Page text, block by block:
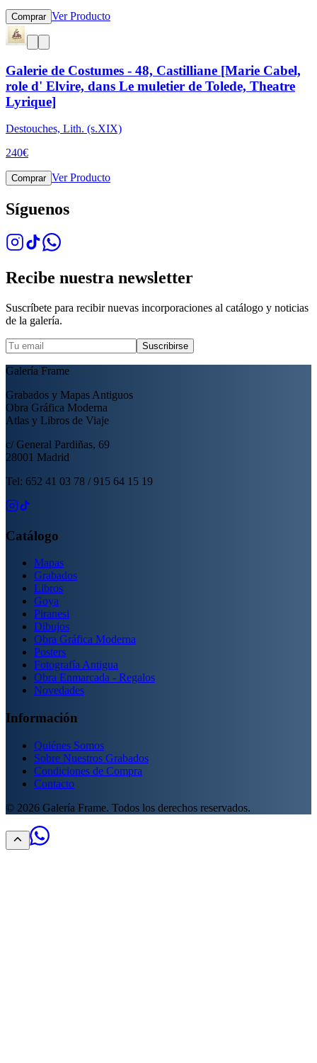
Comprar Ver Producto
Galerie de Costumes - 48, Castilliane [Marie Cabel,
role d' Elvire, dans Le muletier de Tolede, Theatre
Lyrique]
Destouches, Lith. (s.XIX)
240€
Comprar Ver Producto
Síguenos
Recibe nuestra newsletter
Suscríbete para recibir nuevas incorporaciones al catálogo y noticias
de la galería.
Suscribirse
Galería Frame
Grabados y Mapas Antiguos
Obra Gráfica Moderna
Atlas y Libros de Viaje
c/ General Pardiñas, 69
28001 Madrid
Tel: 652 41 03 78 / 915 64 15 19
Catálogo
Mapas
Grabados
Libros
Goya
Piranesi
Dibujos
Obra Gráfica Moderna
Posters
Fotografía Antigua
Obra Enmarcada - Regalos
Novedades
Información
Quiénes Somos
Sobre Nuestros Grabados
Condiciones de Compra
Contacto
© 2026 Galería Frame. Todos los derechos reservados.